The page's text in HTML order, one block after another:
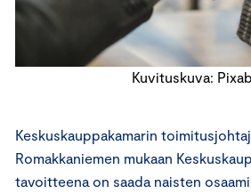
Kuvituskuva:
Keskuskauppakamarin
Romakkaniemen mukaan
tavoitteena on saada naisten